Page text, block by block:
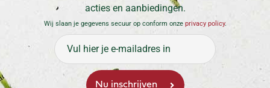
acties en aanbiedingen.
Wij slaan je gegevens secuur op conform onze privacy policy.